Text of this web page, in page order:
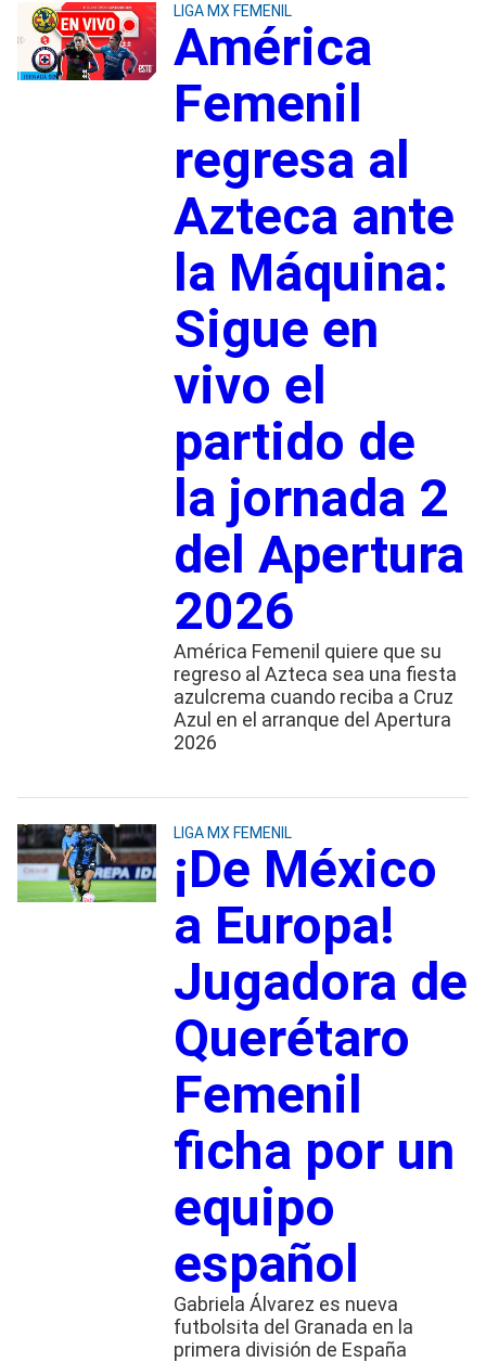
LIGA MX FEMENIL
América
Femenil
regresa al
Azteca ante
la Máquina:
Sigue en
vivo el
partido de
la jornada 2
del Apertura
2026
América Femenil quiere que su
regreso al Azteca sea una fiesta
azulcrema cuando reciba a Cruz
Azul en el arranque del Apertura
2026
LIGA MX FEMENIL
¡De México
a Europa!
Jugadora de
Querétaro
Femenil
ficha por un
equipo
español
Gabriela Álvarez es nueva
futbolsita del Granada en la
primera división de España